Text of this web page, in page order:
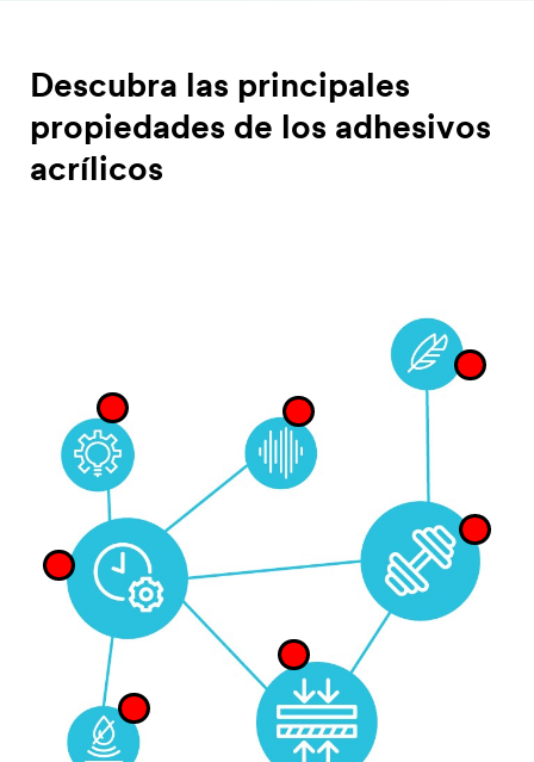
Descubra las principales
propiedades de los adhesivos
acrílicos